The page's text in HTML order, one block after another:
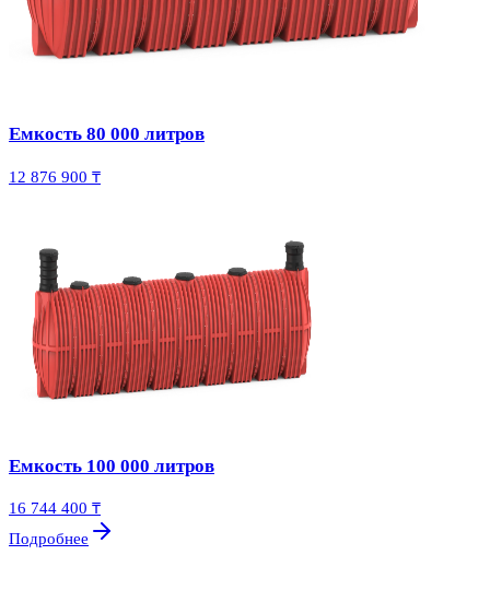
Емкость 80 000 литров
12 876 900 ₸
Емкость 100 000 литров
16 744 400 ₸
Подробнее